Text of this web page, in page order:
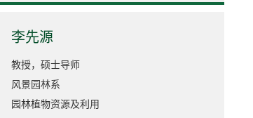
李先源
教授，硕士导师
风景园林系
园林植物资源及利用